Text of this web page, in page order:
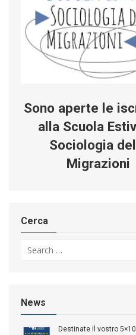
Sono aperte le
alla Scuola
Sociologia
Migrazioni
Cerca
News
Destinate il vostro